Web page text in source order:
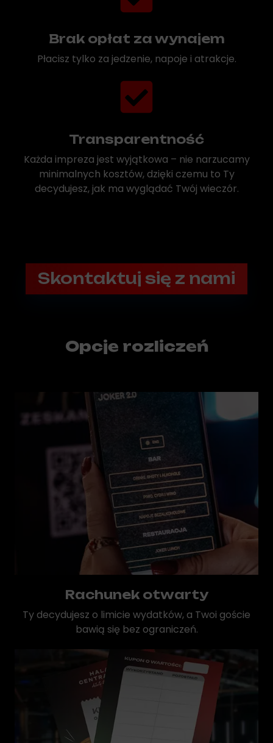
Brak opłat za wynajem
Płacisz tylko za jedzenie, napoje i atrakcje.
Transparentność
Każda impreza jest wyjątkowa – nie narzucamy
minimalnych kosztów, dzięki czemu to Ty
decydujesz, jak ma wyglądać Twój wieczór.
Skontaktuj się z nami
Opcje rozliczeń
Rachunek otwarty
Ty decydujesz o limicie wydatków, a Twoi goście
bawią się bez ograniczeń.